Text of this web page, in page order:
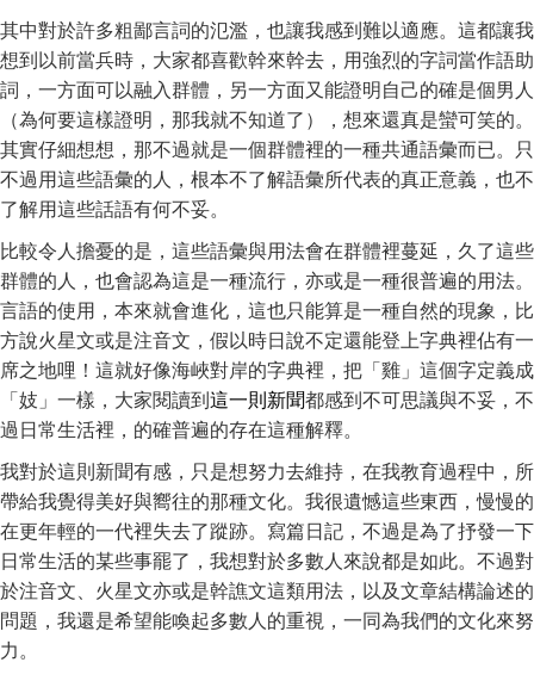
其中對於許多粗鄙言詞的氾濫，也讓我感到難以適應。這都讓我
想到以前當兵時，大家都喜歡幹來幹去，用強烈的字詞當作語助
詞，一方面可以融入群體，另一方面又能證明自己的確是個男人
（為何要這樣證明，那我就不知道了），想來還真是蠻可笑的。
其實仔細想想，那不過就是一個群體裡的一種共通語彙而已。只
不過用這些語彙的人，根本不了解語彙所代表的真正意義，也不
了解用這些話語有何不妥。
比較令人擔憂的是，這些語彙與用法會在群體裡蔓延，久了這些
群體的人，也會認為這是一種流行，亦或是一種很普遍的用法。
言語的使用，本來就會進化，這也只能算是一種自然的現象，比
方說火星文或是注音文，假以時日說不定還能登上字典裡佔有一
席之地哩！這就好像海峽對岸的字典裡，把「雞」這個字定義成
「妓」一樣，大家閱讀到 這一則新聞都感到不可思議與不妥，不
過日常生活裡，的確普遍的存在這種解釋。
我對於這則新聞有感，只是想努力去維持，在我教育過程中，所
帶給我覺得美好與嚮往的那種文化。我很遺憾這些東西，慢慢的
在更年輕的一代裡失去了蹤跡。寫篇日記，不過是為了抒發一下
日常生活的某些事罷了，我想對於多數人來說都是如此。不過對
於注音文、火星文亦或是幹譙文這類用法，以及文章結構論述的
問題，我還是希望能喚起多數人的重視，一同為我們的文化來努
力。